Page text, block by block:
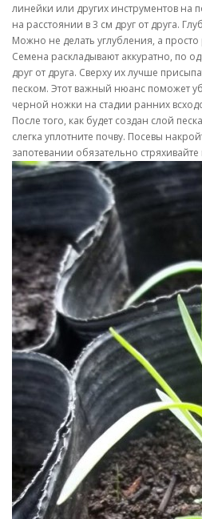
линейки или других инструментов на
на расстоянии в 3 см друг от друга.
Можно не делать углубления, а
Семена раскладывают аккуратно, по
друг от друга. Сверху их лучше
песком. Этот важный нюанс поможет
черной ножки на стадии ранних
После того, как будет создан слой
слегка уплотните почву. Посевы
запотевании обязательно стряхивайте